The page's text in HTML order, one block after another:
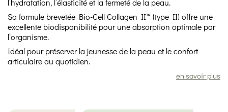
l’hydratation, l’élasticité et la fermeté de la peau.
Sa formule brevetée Bio-Cell Collagen II™ (type II) offre une
excellente biodisponibilité pour une absorption optimale par
l’organisme.
Idéal pour préserver la jeunesse de la peau et le confort
articulaire au quotidien.
en savoir plus